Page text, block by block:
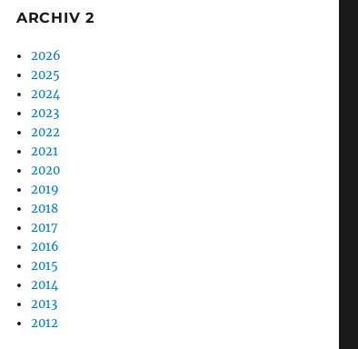
ARCHIV 2
2026
2025
2024
2023
2022
2021
2020
2019
2018
2017
2016
2015
2014
2013
2012